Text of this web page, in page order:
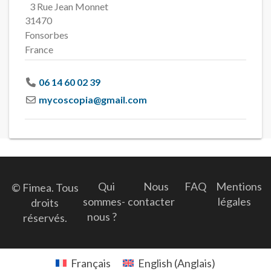
3 Rue Jean Monnet
31470
Fonsorbes
France
06 14 60 02 39
mycoscopia@gmail.com
© Fimea. Tous
droits
réservés.
Qui
sommes-
nous ?
Nous
contacter
FAQ
Mentions
légales
Français English (Anglais)